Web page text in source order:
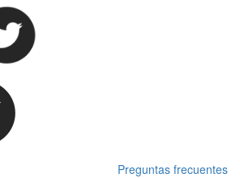
Preguntas frecuentes